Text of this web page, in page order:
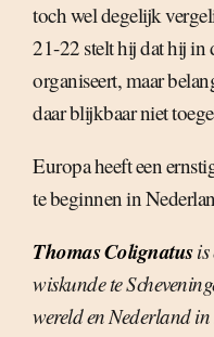
toch wel degelijk
21-22 stelt hij dat hij in
organiseert, maar
daar blijkbaar niet
Europa heeft een
te beginnen in
Thomas Colignatusis
wiskunde te
wereld en Nederland